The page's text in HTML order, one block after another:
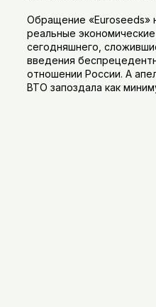
Обращение «Euroseeds»
реальные
сегодняшнего,
введения
отношении России. А
ВТО запоздала как